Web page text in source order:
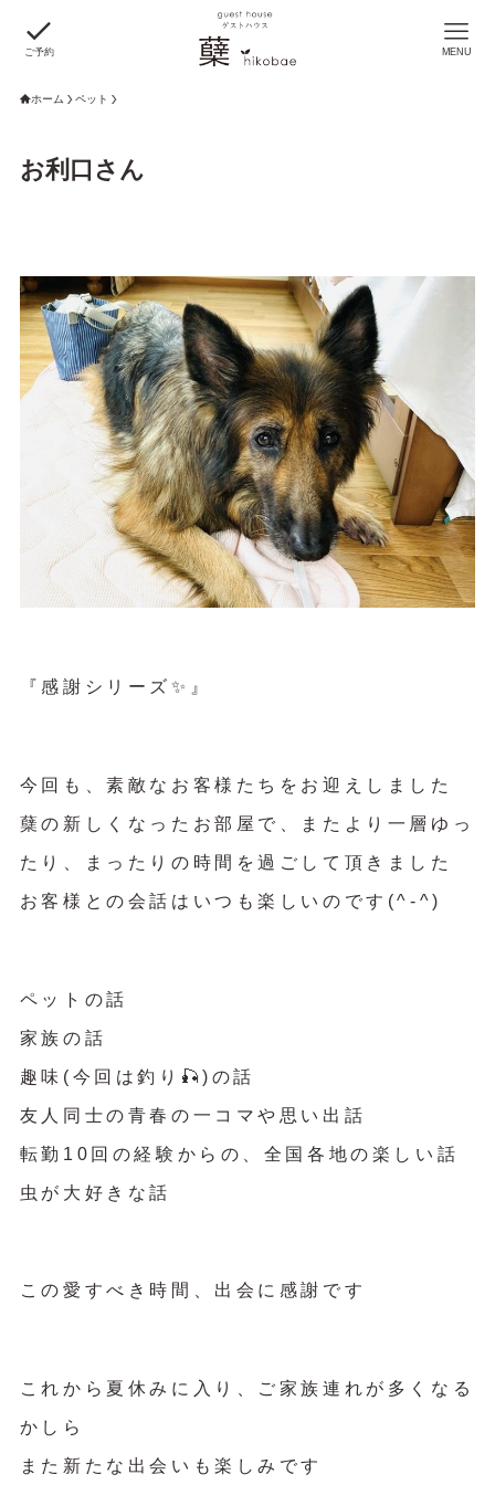
ご予約 MENU
ホーム ペット
お利口さん
『感謝シリーズ✨』
今回も、素敵なお客様たちをお迎えしました
蘖の新しくなったお部屋で、またより一層ゆっ
たり、まったりの時間を過ごして頂きました
お客様との会話はいつも楽しいのです(^-^)
ペットの話
家族の話
趣味(今回は釣り🎣)の話
友人同士の青春の一コマや思い出話
転勤10回の経験からの、全国各地の楽しい話
虫が大好きな話
この愛すべき時間、出会に感謝です
これから夏休みに入り、ご家族連れが多くなる
かしら
また新たな出会いも楽しみです